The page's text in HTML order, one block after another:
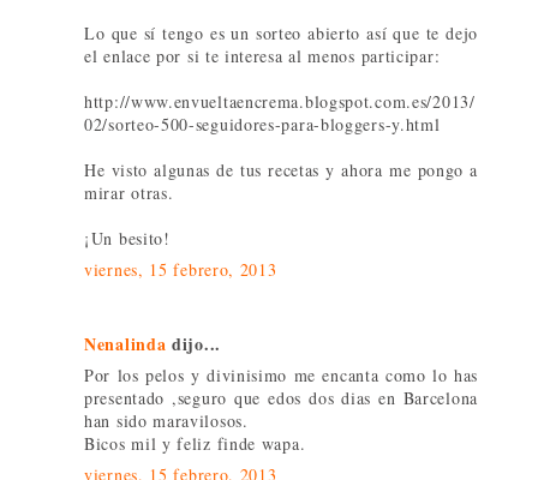
Lo que sí tengo es un sorteo abierto así que te dejo
el enlace por si te interesa al menos participar:
http://www.envueltaencrema.blogspot.com.es/2013/
02/sorteo-500-seguidores-para-bloggers-y.html
He visto algunas de tus recetas y ahora me pongo a
mirar otras.
¡Un besito!
viernes, 15 febrero, 2013
Nenalinda dijo...
Por los pelos y divinisimo me encanta como lo has
presentado ,seguro que edos dos dias en Barcelona
han sido maravilosos.
Bicos mil y feliz finde wapa.
viernes, 15 febrero, 2013